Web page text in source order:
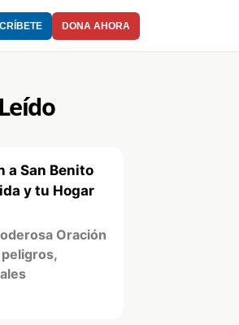
DONA AHORA
a San Benito
y tu Hogar
Oración
peligros,